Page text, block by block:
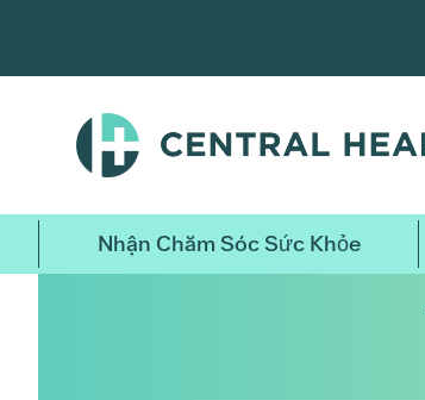
nội
chính
Nhận Chăm Sóc Sức Khỏe